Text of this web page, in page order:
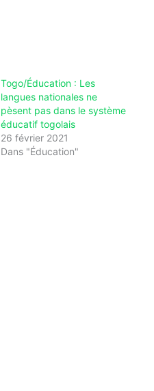
Togo/Éducation : Les
langues nationales ne
pèsent pas dans le système
éducatif togolais
26 février 2021
Dans "Éducation"